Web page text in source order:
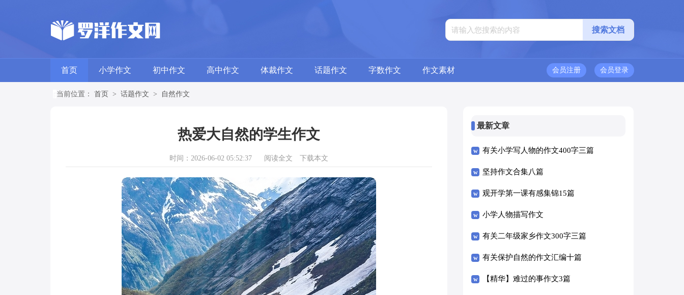
首页 小学作文 初中作文 高中作文 体裁作文 话题作文 字数作文 作文素材 会员登录
会员注册
当前位置： 首页 > 话题作文 > 自然作文
热爱大自然的学生作文
时间：2026-06-02 05:52:37 阅读全文 下载本文
最新文章
有关小学写人物的作文400字三篇
坚持作文合集八篇
观开学第一课有感集锦15篇
小学人物描写作文
有关二年级家乡作文300字三篇
有关保护自然的作文汇编十篇
【精华】难过的事作文3篇